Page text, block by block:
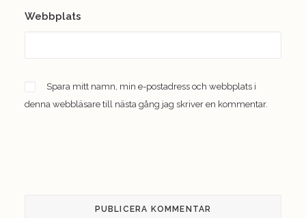
Webbplats
Spara mitt namn, min e-postadress och webbplats i
denna webbläsare till nästa gång jag skriver en kommentar.